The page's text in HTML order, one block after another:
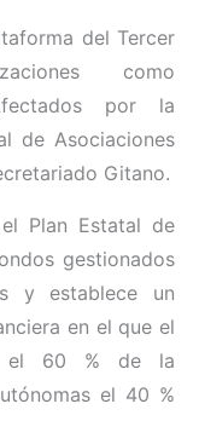
del Tercer
como
por la
de Asociaciones
Gitano.
Plan Estatal de
gestionados
y establece un
en el que el
el 60 % de la
el 40 %